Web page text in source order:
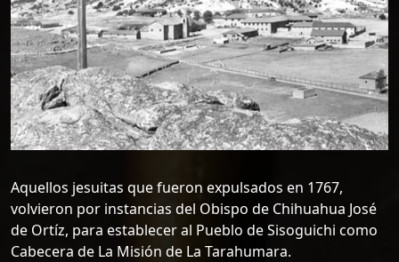
Aquellos jesuitas que fueron expulsados en 1767,
volvieron por instancias del Obispo de Chihuahua José
de Ortíz, para establecer al Pueblo de Sisoguichi como
Cabecera de La Misión de La Tarahumara.